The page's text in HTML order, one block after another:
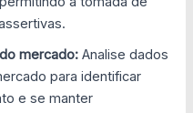
mercado: Analise dados
para identificar
e se manter